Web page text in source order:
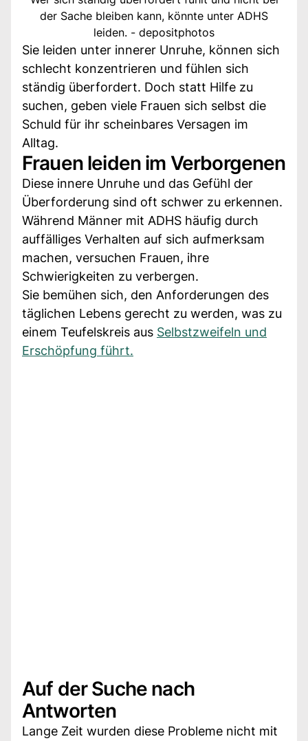
der Sache bleiben kann, könnte unter ADHS
leiden. - depositphotos
Sie leiden unter innerer Unruhe, können sich
schlecht konzentrieren und fühlen sich
ständig überfordert. Doch statt Hilfe zu
suchen, geben viele Frauen sich selbst die
Schuld für ihr scheinbares Versagen im
Alltag.
Frauen leiden im Verborgenen
Diese innere Unruhe und das Gefühl der
Überforderung sind oft schwer zu erkennen.
Während Männer mit ADHS häufig durch
auffälliges Verhalten auf sich aufmerksam
machen, versuchen Frauen, ihre
Schwierigkeiten zu verbergen.
Sie bemühen sich, den Anforderungen des
täglichen Lebens gerecht zu werden, was zu
einem Teufelskreis aus Selbstzweifeln und
Erschöpfung führt.
Auf der Suche nach
Antworten
Lange Zeit wurden diese Probleme nicht mit